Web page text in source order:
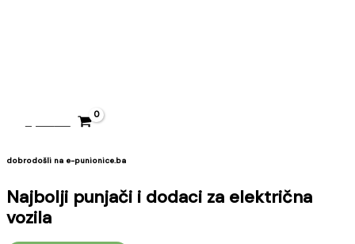
dobrodošli na e-punionice.ba
Najbolji punjači i dodaci za električna
vozila